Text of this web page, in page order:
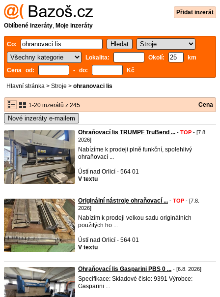
Přidat inzerát
Oblíbené inzeráty, Moje inzeráty
Co:
Lokalita:
Okolí:
km
Cena od:
- do: Kč
Hlavní stránka > Stroje > ohranovaci lis
1-20 inzerátů z 245 Cena
Nové inzeráty e-mailem
Ohraňovací lis TRUMPF TruBend ... - TOP - [7.8.
2026]
Nabízíme k prodeji plně funkční, spolehlivý
ohraňovací ...
Ústí nad Orlicí - 564 01
V textu
Originální nástroje ohraňovací ... - TOP - [7.8.
2026]
Nabízím k prodeji velkou sadu originálních
použitých ho ...
Ústí nad Orlicí - 564 01
V textu
Ohraňovací lis Gasparini PBS 0 ... - [6.8. 2026]
Specifikace: Skladové číslo: 9391 Výrobce:
Gasparini ...